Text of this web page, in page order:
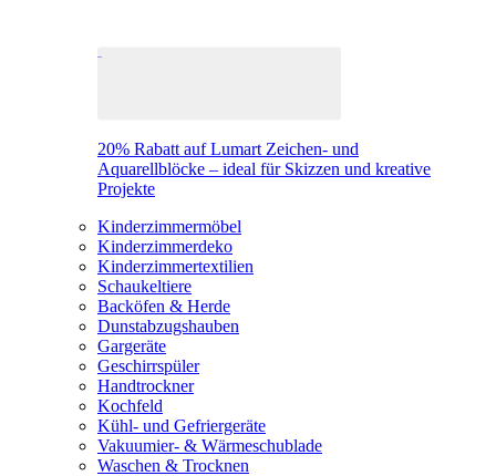
20% Rabatt auf Lumart Zeichen- und
Aquarellblöcke – ideal für Skizzen und kreative
Projekte
Kinderzimmermöbel
Kinderzimmerdeko
Kinderzimmertextilien
Schaukeltiere
Backöfen & Herde
Dunstabzugshauben
Gargeräte
Geschirrspüler
Handtrockner
Kochfeld
Kühl- und Gefriergeräte
Vakuumier- & Wärmeschublade
Waschen & Trocknen